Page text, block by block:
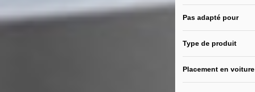
Pas adapté pour
Type de produit
Placement en voiture